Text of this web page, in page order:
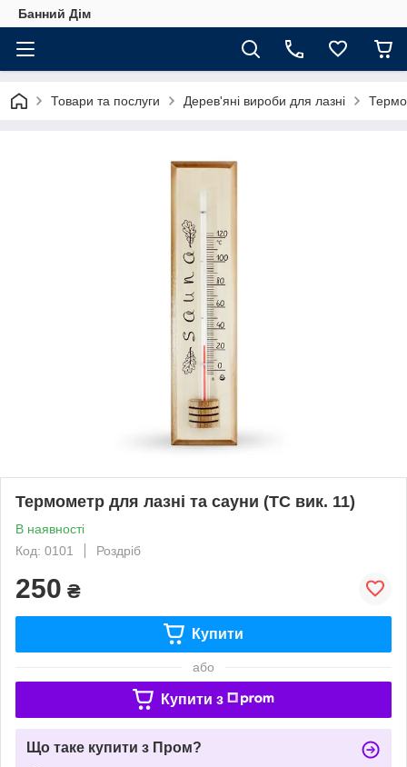
Банний Дім
Товари та послуги Дерев'яні вироби для лазні
Термометр для лазні та сауни (ТС вик. 11)
В наявності
Код: 0101
Роздріб
250 ₴
Купити
або
Купити з
Що таке купити з Пром?